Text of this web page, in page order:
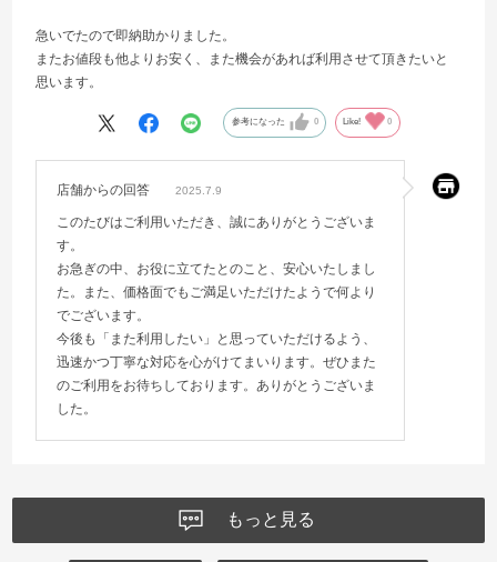
急いでたので即納助かりました。
またお値段も他よりお安く、また機会があれば利用させて頂きたいと
思います。
参考になった 0 Like! 0
店舗からの回答 2025.7.9
このたびはご利用いただき、誠にありがとうございま
す。
お急ぎの中、お役に立てたとのこと、安心いたしまし
た。また、価格面でもご満足いただけたようで何より
でございます。
今後も「また利用したい」と思っていただけるよう、
迅速かつ丁寧な対応を心がけてまいります。ぜひまた
のご利用をお待ちしております。ありがとうございま
した。
もっと見る